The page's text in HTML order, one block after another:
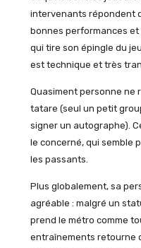
intervenants répondent
bonnes performances et
qui tire son épingle du
est technique et très
Quasiment personne ne
tatare (seul un petit
signer un autographe).
le concerné, qui semble
les passants.
Plus globalement, sa
agréable : malgré un
prend le métro comme
entraînements retourne